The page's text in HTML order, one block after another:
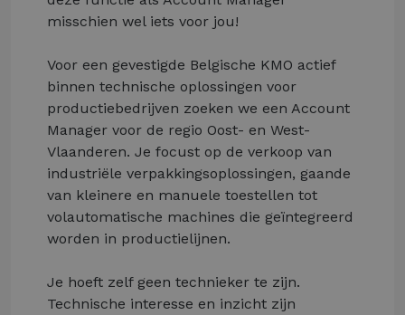
misschien wel iets voor jou!
Voor een gevestigde Belgische KMO actief
binnen technische oplossingen voor
productiebedrijven zoeken we een Account
Manager voor de regio Oost- en West-
Vlaanderen. Je focust op de verkoop van
industriële verpakkingsoplossingen, gaande
van kleinere en manuele toestellen tot
volautomatische machines die geïntegreerd
worden in productielijnen.
Je hoeft zelf geen technieker te zijn.
Technische interesse en inzicht zijn